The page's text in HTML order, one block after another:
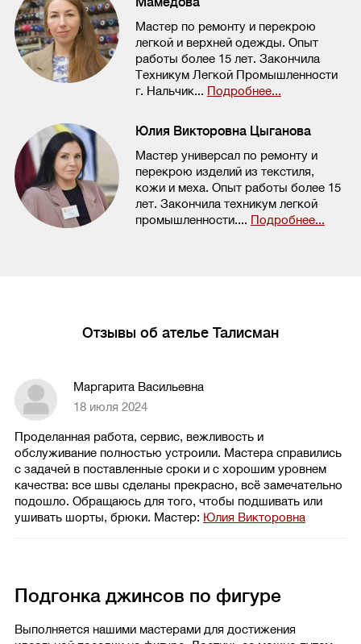
Мастер по ремонту и перекрою
легкой и верхней одежды. Опыт
работы более 15 лет. Закончила
Техникум Легкой Промышленности
г. Нальчик... Подробнее...
Юлия Викторовна Цыганова
Мастер универсал по ремонту и
перекрою изделий из текстиля,
кожи и меха. Опыт работы более 15
лет. Закончила техникум легкой
промышленности.... Подробнее...
Отзывы об ателье Талисман
Маргарита Васильевна
18 июля 2024
Проделанная работа, сервис, вежливость и
обслуживание полностью устроили. Мастера справились
с задачей в поставленные сроки и с хорошим уровнем
качества: все швы сделаны прекрасно, всё замечательно
подошло. Обращаюсь для того, чтобы подшивать или
ушивать шорты, брюки. Мастер: Юлия Викторовна
Подгонка джинсов по фигуре
Выполняется нашими мастерами для достижения